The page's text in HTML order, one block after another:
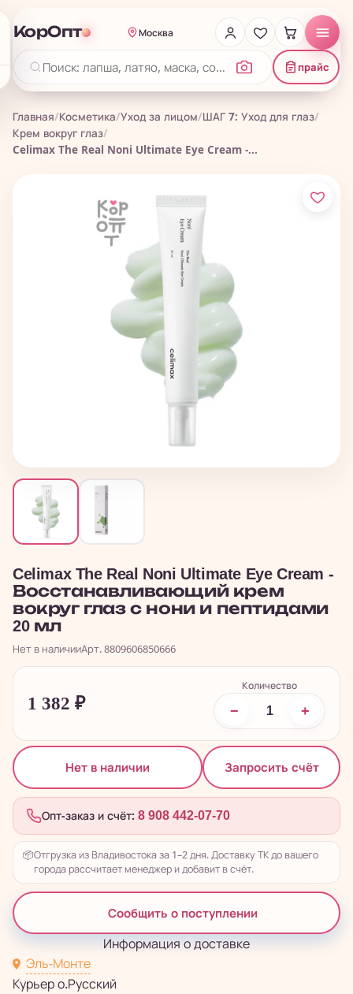
КорОпт Москва
прайс
Главная/Косметика/Уход за лицом/ШАГ 7: Уход для глаз/
Крем вокруг глаз/
Celimax The Real Noni Ultimate Eye Cream -...
Celimax The Real Noni Ultimate Eye Cream -
Восстанавливающий крем
вокруг глаз с нони и пептидами
20 мл
Нет в наличииАрт. 8809606850666
1 382 ₽
Количество
− +
Нет в наличии Запросить счёт
Опт-заказ и счёт: 8 908 442-07-70
📦Отгрузка из Владивостока за 1–2 дня. Доставку ТК до вашего
города рассчитает менеджер и добавит в счёт.
Сообщить о поступлении
Информация о доставке
Эль-Монте
Курьер о.Русский